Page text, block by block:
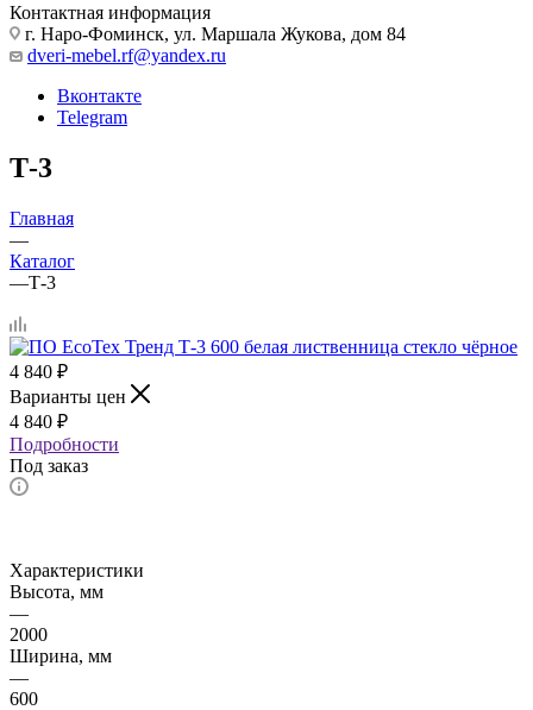
Контактная информация
г. Наро-Фоминск, ул. Маршала Жукова, дом 84
dveri-mebel.rf@yandex.ru
Вконтакте
Telegram
Т-3
Главная
—
Каталог
—Т-3
4 840 ₽
Варианты цен
4 840 ₽
Подробности
Под заказ
Характеристики
Высота, мм
—
2000
Ширина, мм
—
600